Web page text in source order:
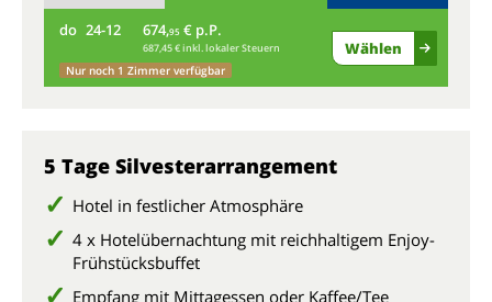
do 24-12 674,95 € p.P.
687,45 € inkl. lokaler Steuern
Nur noch 1 Zimmer verfügbar
Wählen
5 Tage Silvesterarrangement
Hotel in festlicher Atmosphäre
4 x Hotelübernachtung mit reichhaltigem Enjoy-
Frühstücksbuffet
Empfang mit Mittagessen oder Kaffee/Tee